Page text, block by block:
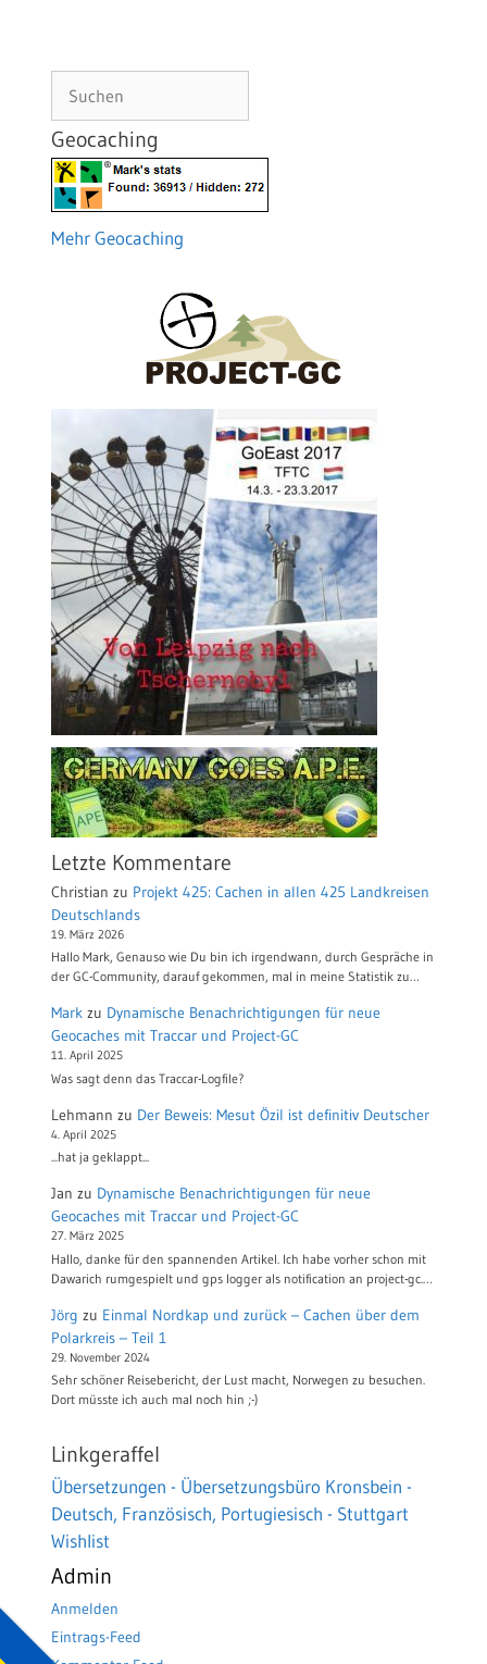
Geocaching
Mehr Geocaching
Letzte Kommentare
Christian zu Projekt 425: Cachen in allen 425 Landkreisen
Deutschlands
19. März 2026
Hallo Mark, Genauso wie Du bin ich irgendwann, durch Gespräche in
der GC-Community, darauf gekommen, mal in meine Statistik zu…
Mark zu Dynamische Benachrichtigungen für neue
Geocaches mit Traccar und Project-GC
11. April 2025
Was sagt denn das Traccar-Logfile?
Lehmann zu Der Beweis: Mesut Özil ist definitiv Deutscher
4. April 2025
...hat ja geklappt...
Jan zu Dynamische Benachrichtigungen für neue
Geocaches mit Traccar und Project-GC
27. März 2025
Hallo, danke für den spannenden Artikel. Ich habe vorher schon mit
Dawarich rumgespielt und gps logger als notification an project-gc.…
Jörg zu Einmal Nordkap und zurück – Cachen über dem
Polarkreis – Teil 1
29. November 2024
Sehr schöner Reisebericht, der Lust macht, Norwegen zu besuchen.
Dort müsste ich auch mal noch hin ;-)
Linkgeraffel
Übersetzungen - Übersetzungsbüro Kronsbein -
Deutsch, Französisch, Portugiesisch - Stuttgart
Wishlist
Admin
Anmelden
Eintrags-Feed